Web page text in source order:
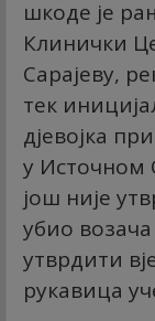
шкоде је
Клинички
Сарајеву,
тек
дјевојка
у Источном
још није
убио
утврдити
рукавица